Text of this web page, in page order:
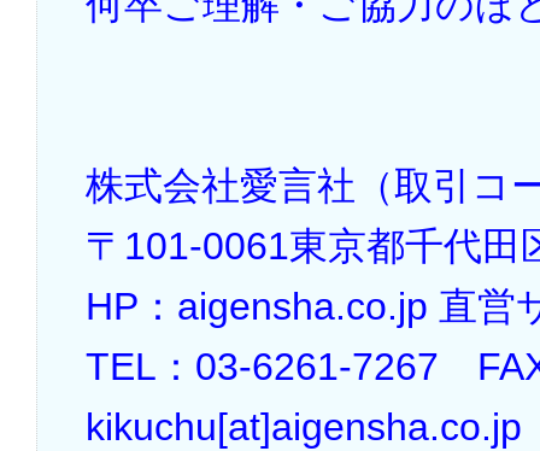
株式会社愛言社（取引コ
〒101-0061東京都千代田
HP：aigensha.co.jp 直営
TEL：03-6261-7267
kikuchu[at]aigensha.co.jp